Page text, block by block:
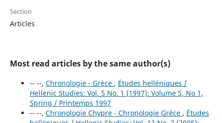
Section
Articles
Most read articles by the same author(s)
-- --, Chronologie - Grèce , Études helléniques /
Hellenic Studies: Vol. 5 No. 1 (1997): Volume 5, No 1,
Spring / Printemps 1997
-- --, Chronologie Chypre - Chronologie Grèce , Études